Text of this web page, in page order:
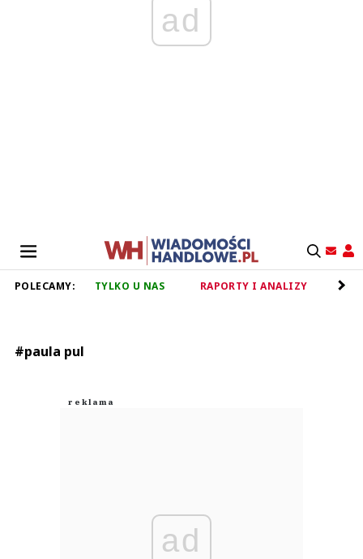
ad
POLECAMY: TYLKO U NAS RAPORTY I ANALIZY
#paula pul
ad